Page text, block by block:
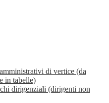
di vertice (da
in tabelle)
dirigenziali (dirigenti non